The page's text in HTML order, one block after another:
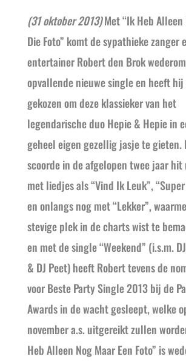
(31 oktober 2013)Met “Ik Heb Alleen
Die Foto” komt de sypathieke zanger
entertainer Robert den Brok
opvallende nieuwe single en heeft hij
gekozen om deze klassieker van het
legendarische duo Hepie & Hepie in
geheel eigen gezellig jasje te gieten.
scoorde in de afgelopen twee jaar
met liedjes als “Vind Ik Leuk”,
en onlangs nog met “Lekker”,
stevige plek in de charts wist te
en met de single “Weekend” (i.s.m.
& DJ Peet) heeft Robert tevens de
voor Beste Party Single 2013 bij de
Awards in de wacht gesleept, welke
november a.s. uitgereikt zullen
Heb Alleen Nog Maar Een Foto” is